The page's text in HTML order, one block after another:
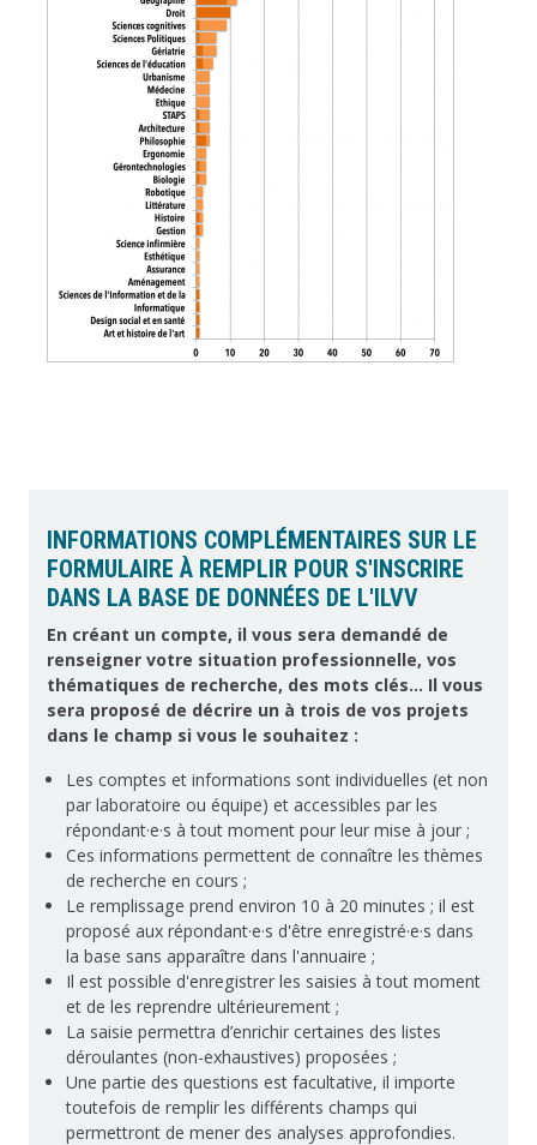
INFORMATIONS COMPLÉMENTAIRES SUR LE
FORMULAIRE À REMPLIR POUR S'INSCRIRE
DANS LA BASE DE DONNÉES DE L'ILVV
En créant un compte, il vous sera demandé de
renseigner votre situation professionnelle, vos
thématiques de recherche, des mots clés... Il vous
sera proposé de décrire un à trois de vos projets
dans le champ si vous le souhaitez :
Les comptes et informations sont individuelles (et non
par laboratoire ou équipe) et accessibles par les
répondant·e·s à tout moment pour leur mise à jour ;
Ces informations permettent de connaître les thèmes
de recherche en cours ;
Le remplissage prend environ 10 à 20 minutes ; il est
proposé aux répondant·e·s d'être enregistré·e·s dans
la base sans apparaître dans l'annuaire ;
Il est possible d'enregistrer les saisies à tout moment
et de les reprendre ultérieurement ;
La saisie permettra d’enrichir certaines des listes
déroulantes (non-exhaustives) proposées ;
Une partie des questions est facultative, il importe
toutefois de remplir les différents champs qui
permettront de mener des analyses approfondies.